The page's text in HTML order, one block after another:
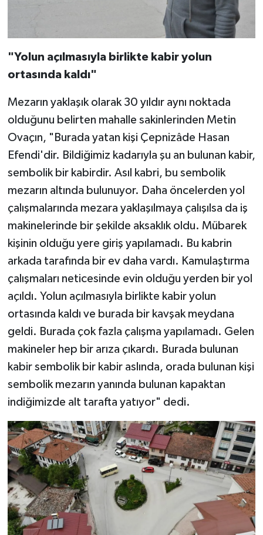
"Yolun açılmasıyla birlikte kabir yolun
ortasında kaldı"
Mezarın yaklaşık olarak 30 yıldır aynı noktada
olduğunu belirten mahalle sakinlerinden Metin
Ovaçın, "Burada yatan kişi Çepnizâde Hasan
Efendi'dir. Bildiğimiz kadarıyla şu an bulunan kabir,
sembolik bir kabirdir. Asıl kabri, bu sembolik
mezarın altında bulunuyor. Daha öncelerden yol
çalışmalarında mezara yaklaşılmaya çalışılsa da iş
makinelerinde bir şekilde aksaklık oldu. Mübarek
kişinin olduğu yere giriş yapılamadı. Bu kabrin
arkada tarafında bir ev daha vardı. Kamulaştırma
çalışmaları neticesinde evin olduğu yerden bir yol
açıldı. Yolun açılmasıyla birlikte kabir yolun
ortasında kaldı ve burada bir kavşak meydana
geldi. Burada çok fazla çalışma yapılamadı. Gelen
makineler hep bir arıza çıkardı. Burada bulunan
kabir sembolik bir kabir aslında, orada bulunan kişi
sembolik mezarın yanında bulunan kapaktan
indiğimizde alt tarafta yatıyor" dedi.